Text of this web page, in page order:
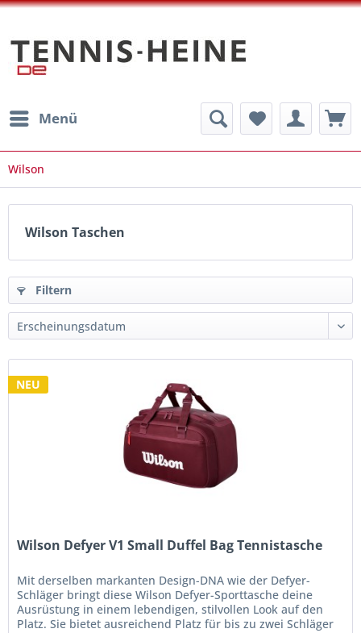
Menü
Wilson
Wilson Taschen
Filtern
NEU
Wilson Defyer V1 Small Duffel Bag Tennistasche
Mit derselben markanten Design-DNA wie der Defyer-
Schläger bringt diese Wilson Defyer-Sporttasche deine
Ausrüstung in einem lebendigen, stilvollen Look auf den
Platz. Sie bietet ausreichend Platz für bis zu zwei Schläger